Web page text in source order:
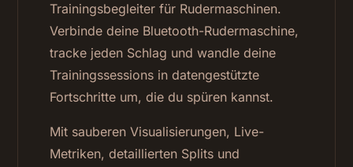
Trainingsbegleiter für Rudermaschinen.
Verbinde deine Bluetooth-Rudermaschine,
tracke jeden Schlag und wandle deine
Trainingssessions in datengestützte
Fortschritte um, die du spüren kannst.
Mit sauberen Visualisierungen, Live-
Metriken, detaillierten Splits und